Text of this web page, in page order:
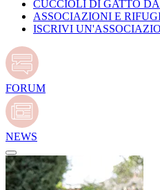
CUCCIOLI DI GATTO
ASSOCIAZIONI E
ISCRIVI
FORUM
NEWS